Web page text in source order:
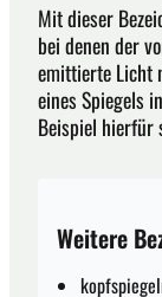
Mit dieser
bei denen der
emittierte Licht
eines Spiegels
Beispiel hierfür
Weitere